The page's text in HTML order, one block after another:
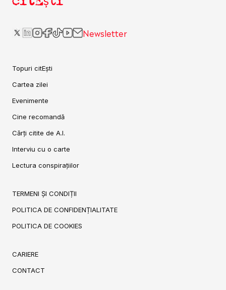
Newsletter
Topuri citEști
Cartea zilei
Evenimente
Cine recomandă
Cărți citite de A.I.
Interviu cu o carte
Lectura conspirațiilor
TERMENI ȘI CONDIȚII
POLITICA DE CONFIDENȚIALITATE
POLITICA DE COOKIES
CARIERE
CONTACT